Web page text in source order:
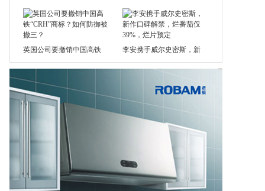
英国公司要撤销中国高铁 李安携手威尔史密斯，新